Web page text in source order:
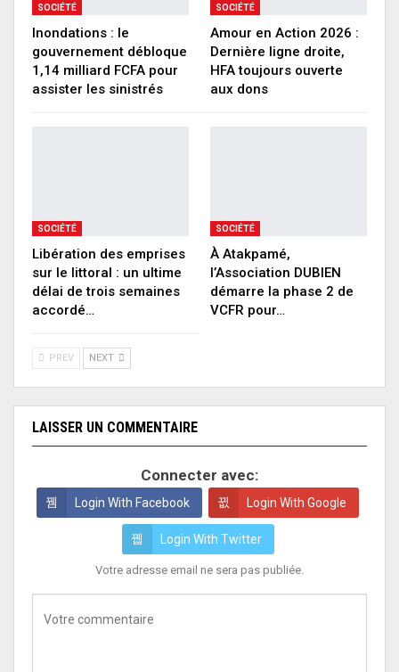
SOCIÉTÉ
Inondations : le
gouvernement débloque
1,14 milliard FCFA pour
assister les sinistrés
SOCIÉTÉ
Amour en Action 2026 :
Dernière ligne droite,
HFA toujours ouverte
aux dons
SOCIÉTÉ
Libération des emprises
sur le littoral : un ultime
délai de trois semaines
accordé…
SOCIÉTÉ
À Atakpamé,
l’Association DUBIEN
démarre la phase 2 de
VCFR pour…
PREV NEXT
LAISSER UN COMMENTAIRE
Connecter avec:
Login With Facebook Login With Google
Login With Twitter
Votre adresse email ne sera pas publiée.